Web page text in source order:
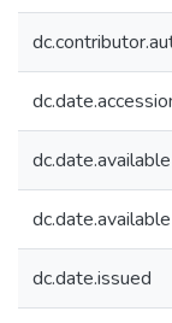
dc.date.available
dc.date.available
dc.date.issued